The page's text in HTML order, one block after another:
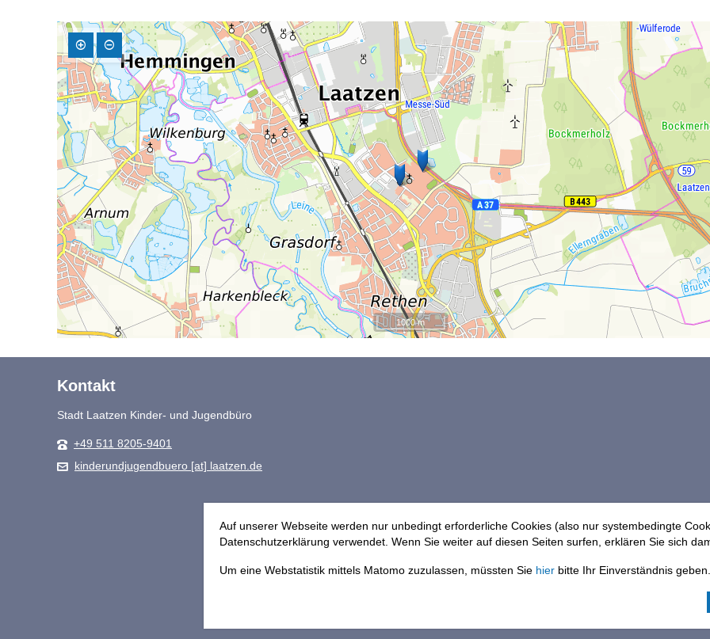
Auf unserer Webseite werden nur unbedingt erforderliche Cookies (also nur systembedingte
Datenschutzerklärung verwendet. Wenn Sie weiter auf diesen Seiten surfen, erklären Sie sich
Um eine Webstatistik mittels Matomo zuzulassen, müssten Sie hier bitte Ihr Einverständnis
1000 m
Kontakt
Stadt Laatzen Kinder- und Jugendbüro
+49 511 8205-9401
kinderundjugendbuero [at] laatzen.de